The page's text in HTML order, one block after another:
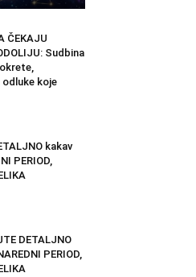
ČEKAJU
Sudbina
odluke koje
kakav
PERIOD,
DETALJNO
PERIOD,